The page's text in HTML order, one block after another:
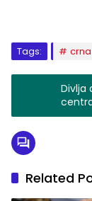
Tags:
Divlja
Related